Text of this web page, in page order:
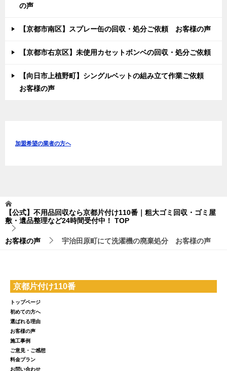
の声
【京都市南区】スプレー缶の回収・処分ご依頼 お客様の声
【京都市右京区】未使用カセットボンベの回収・処分ご依頼
【向日市上植野町】シングルベットの組み立て作業ご依頼
お客様の声
加盟希望の業者の方へ
【公式】不用品回収なら京都片付け110番｜粗大ゴミ回収・ゴミ屋
敷・遺品整理など24時間受付中！ TOP
お客様の声 宇治田原町にて洗濯機の廃棄処分 お客様の声
京都片付け110番
トップページ
初めての方へ
選ばれる理由
お客様の声
施工事例
ご意見・ご感想
料金プラン
お問い合わせ